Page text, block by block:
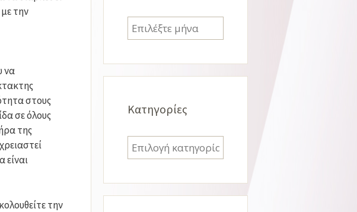
την
να
στους
σε όλους
της
είναι
την
Ιστορικό
Kατηγορίες
Kατηγορίες